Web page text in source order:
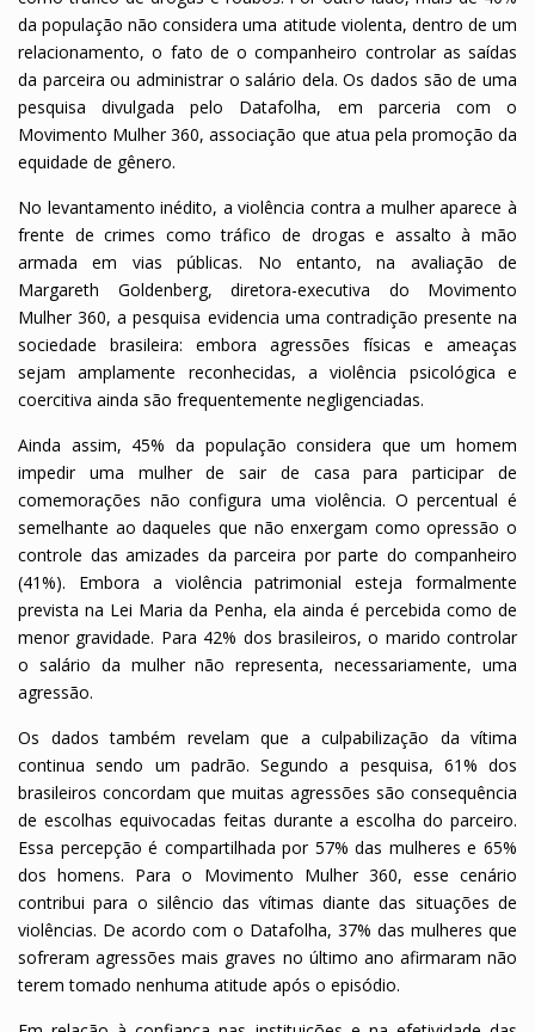
da população não considera uma atitude violenta, dentro de um
relacionamento, o fato de o companheiro controlar as saídas
da parceira ou administrar o salário dela. Os dados são de uma
pesquisa divulgada pelo Datafolha, em parceria com o
Movimento Mulher 360, associação que atua pela promoção da
equidade de gênero.
No levantamento inédito, a violência contra a mulher aparece à
frente de crimes como tráfico de drogas e assalto à mão
armada em vias públicas. No entanto, na avaliação de
Margareth Goldenberg, diretora-executiva do Movimento
Mulher 360, a pesquisa evidencia uma contradição presente na
sociedade brasileira: embora agressões físicas e ameaças
sejam amplamente reconhecidas, a violência psicológica e
coercitiva ainda são frequentemente negligenciadas.
Ainda assim, 45% da população considera que um homem
impedir uma mulher de sair de casa para participar de
comemorações não configura uma violência. O percentual é
semelhante ao daqueles que não enxergam como opressão o
controle das amizades da parceira por parte do companheiro
(41%). Embora a violência patrimonial esteja formalmente
prevista na Lei Maria da Penha, ela ainda é percebida como de
menor gravidade. Para 42% dos brasileiros, o marido controlar
o salário da mulher não representa, necessariamente, uma
agressão.
Os dados também revelam que a culpabilização da vítima
continua sendo um padrão. Segundo a pesquisa, 61% dos
brasileiros concordam que muitas agressões são consequência
de escolhas equivocadas feitas durante a escolha do parceiro.
Essa percepção é compartilhada por 57% das mulheres e 65%
dos homens. Para o Movimento Mulher 360, esse cenário
contribui para o silêncio das vítimas diante das situações de
violências. De acordo com o Datafolha, 37% das mulheres que
sofreram agressões mais graves no último ano afirmaram não
terem tomado nenhuma atitude após o episódio.